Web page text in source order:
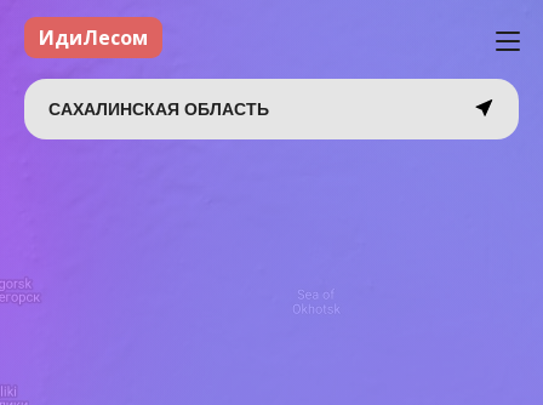
ИдиЛесом
САХАЛИНСКАЯ ОБЛАСТЬ